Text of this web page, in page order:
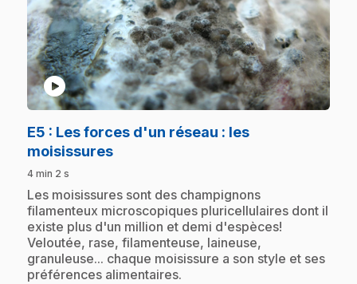
play_circle
E5 : Les forces d'un réseau : les
moisissures.
4 min 2 s
.Les moisissures sont des champignons
filamenteux microscopiques pluricellulaires dont il
existe plus d'un million et demi d'espèces!
Veloutée, rase, filamenteuse, laineuse,
granuleuse... chaque moisissure a son style et ses
préférences alimentaires.